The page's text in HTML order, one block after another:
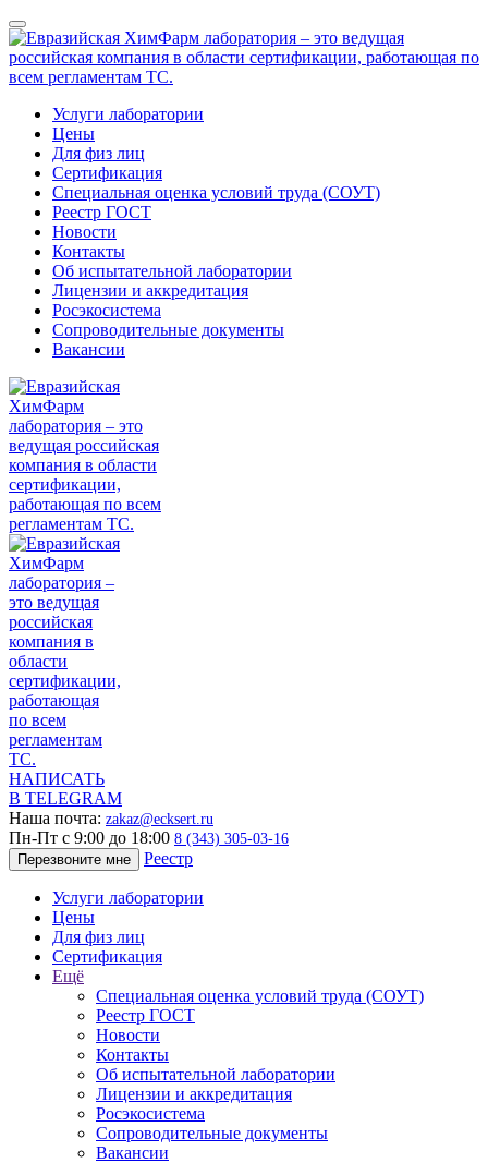
Услуги лаборатории
Цены
Для физ лиц
Сертификация
Специальная оценка условий труда (СОУТ)
Реестр ГОСТ
Новости
Контакты
Об испытательной лаборатории
Лицензии и аккредитация
Росэкосистема
Сопроводительные документы
Вакансии
НАПИСАТЬ
В TELEGRAM
Наша почта: zakaz@ecksert.ru
Пн-Пт с 9:00 до 18:00 8 (343) 305-03-16
Перезвоните мне
Реестр
Услуги лаборатории
Цены
Для физ лиц
Сертификация
Ещё
Специальная оценка условий труда (СОУТ)
Реестр ГОСТ
Новости
Контакты
Об испытательной лаборатории
Лицензии и аккредитация
Росэкосистема
Сопроводительные документы
Вакансии